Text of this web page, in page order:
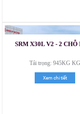
SRM X30L V2 - 2 CHỖ
Tải trọng: 945KG KG
Xem chi tiết